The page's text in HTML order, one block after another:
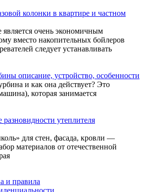
колонки в квартире и частном
является очень экономичным
вместо накопительных бойлеров
следует устанавливать
описание, устройство, особенности
и как она действует? Это
которая занимается
утеплителя
для стен, фасада, кровли —
материалов от отечественной
и правила